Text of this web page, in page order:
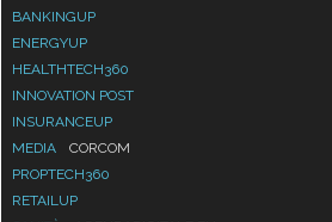
BANKINGUP
ENERGYUP
HEALTHTECH360
INNOVATION POST
INSURANCEUP
MEDIA
CORCOM
PROPTECH360
RETAILUP